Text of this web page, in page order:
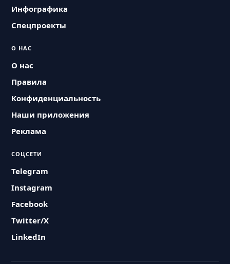
Инфографика
Спецпроекты
О НАС
О нас
Правила
Конфиденциальность
Наши приложения
Реклама
СОЦСЕТИ
Telegram
Instagram
Facebook
Twitter/X
LinkedIn